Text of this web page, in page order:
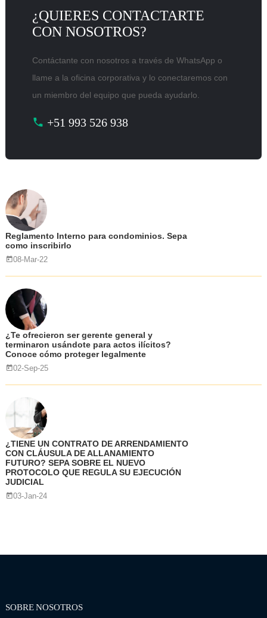
¿QUIERES CONTACTARTE
CON NOSOTROS?
Contáctante con nosotros a través de WhatsApp o
llame a la oficina corporativa y lo conectaremos con
un miembro del equipo que pueda ayudarlo.
+51 993 526 938
Reglamento Interno para condominios. Sepa
como inscribirlo
08-Mar-22
¿Te ofrecieron ser gerente general y
terminaron usándote para actos ilícitos?
Conoce cómo proteger legalmente
02-Sep-25
¿TIENE UN CONTRATO DE ARRENDAMIENTO
CON CLÁUSULA DE ALLANAMIENTO
FUTURO? SEPA SOBRE EL NUEVO
PROTOCOLO QUE REGULA SU EJECUCIÓN
JUDICIAL
03-Jan-24
SOBRE NOSOTROS